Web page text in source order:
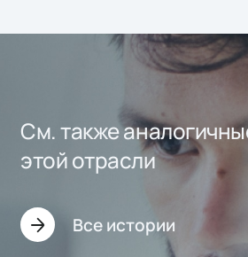
См. также
этой отрасли
Все истории